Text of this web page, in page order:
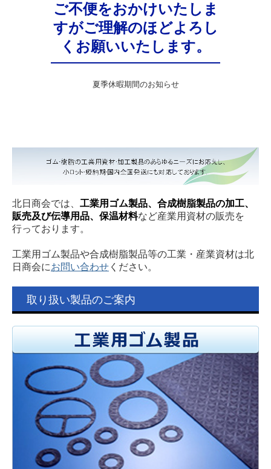
ご不便をおかけいたしま
すがご理解のほどよろし
くお願いいたします。
夏季休暇期間のお知らせ
北日商会では、 工業用ゴム製品、合成樹脂製品の加工、
販売及び伝導用品、保温材料など産業用資材の販売を
行っております。
工業用ゴム製品や合成樹脂製品等の工業・産業資材は北
日商会にお問い合わせ ください。
取り扱い製品のご案内